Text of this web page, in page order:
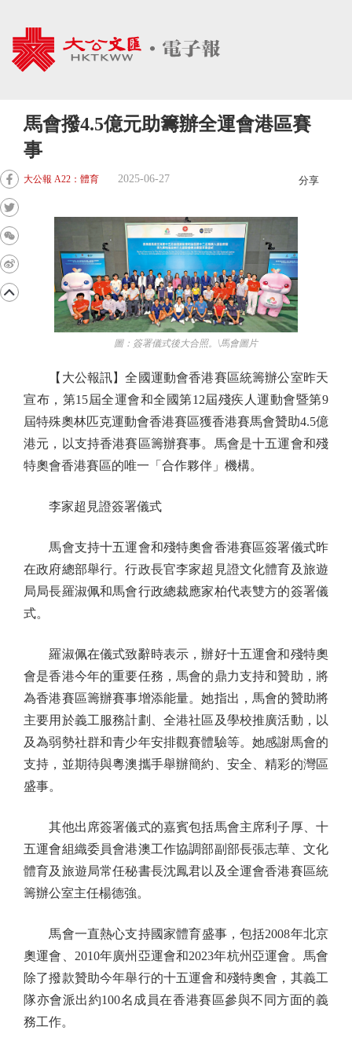
馬會撥4.5億元助籌辦全運會港區賽
事
大公報 A22：體育 2025-06-27 分享
圖：簽署儀式後大合照。\馬會圖片
【大公報訊】全國運動會香港賽區統籌辦公室昨天
宣布，第15屆全運會和全國第12屆殘疾人運動會暨第9
屆特殊奧林匹克運動會香港賽區獲香港賽馬會贊助4.5億
港元，以支持香港賽區籌辦賽事。馬會是十五運會和殘
特奧會香港賽區的唯一「合作夥伴」機構。
李家超見證簽署儀式
馬會支持十五運會和殘特奧會香港賽區簽署儀式昨
在政府總部舉行。行政長官李家超見證文化體育及旅遊
局局長羅淑佩和馬會行政總裁應家柏代表雙方的簽署儀
式。
羅淑佩在儀式致辭時表示，辦好十五運會和殘特奧
會是香港今年的重要任務，馬會的鼎力支持和贊助，將
為香港賽區籌辦賽事增添能量。她指出，馬會的贊助將
主要用於義工服務計劃、全港社區及學校推廣活動，以
及為弱勢社群和青少年安排觀賽體驗等。她感謝馬會的
支持，並期待與粵澳攜手舉辦簡約、安全、精彩的灣區
盛事。
其他出席簽署儀式的嘉賓包括馬會主席利子厚、十
五運會組織委員會港澳工作協調部副部長張志華、文化
體育及旅遊局常任秘書長沈鳳君以及全運會香港賽區統
籌辦公室主任楊德強。
馬會一直熱心支持國家體育盛事，包括2008年北京
奧運會、2010年廣州亞運會和2023年杭州亞運會。馬會
除了撥款贊助今年舉行的十五運會和殘特奧會，其義工
隊亦會派出約100名成員在香港賽區參與不同方面的義
務工作。